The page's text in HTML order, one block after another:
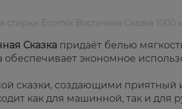
Сказка придаёт белью
обеспечивает экономное
сказки, создающими приятный
как для машинной, так и для